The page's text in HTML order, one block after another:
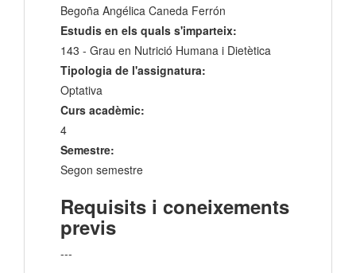
Begoña Angélica Caneda Ferrón
Estudis en els quals s'imparteix:
143 - Grau en Nutrició Humana i Dietètica
Tipologia de l'assignatura:
Optativa
Curs acadèmic:
4
Semestre:
Segon semestre
Requisits i coneixements
previs
---